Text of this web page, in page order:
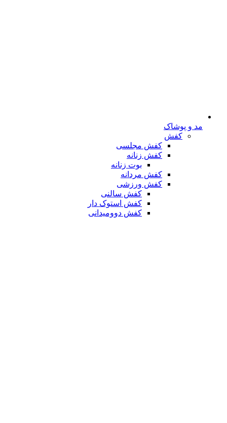
مد و پوشاک
کفش
کفش مجلسی
کفش زنانه
بوت زنانه
کفش مردانه
کفش ورزشی
کفش سالنی
کفش استوک دار
کفش دوومیدانی